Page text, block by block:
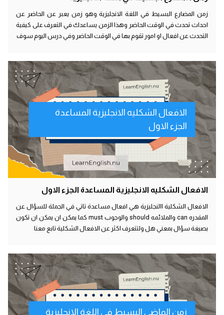
زمن المضارع البسيط في اللغة الانجليزية وهو زمن يعبر عن الحاضر عن
احداث تحدث في الوقت الحاضر وهذا الزمن يساعدك في التعرف على كيفية
التحدث عن افعال او امور تقوم بها في الوقت الحاضر وفي درس اليوم سوف
الافعال الشكليه الانجليزية المساعدة
الجزء الاول
الافعال الشكليه الانجليزية المساعدة الجزء الاول
الافعال الشكلية االنجليزية هي افعال مساعدة تاتي في الجملة للسؤال عن
المقدره can والملائمه should والوجوب must كما يمكن ان يمكن ان تكون
بصيغة سؤال بمعني هل ولتتعرف اكثر عن الافعال الشكلية تابع معنا
زمن الماضي البسيط في اللغة الانجليزية